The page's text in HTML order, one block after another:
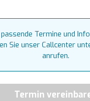
Termine und
Sie unser Callcenter
anrufen.
Termin